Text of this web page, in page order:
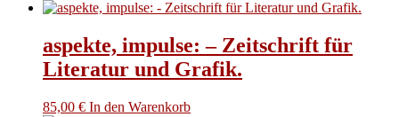
aspekte, impulse: – Zeitschrift für
Literatur und Grafik.
85,00 € In den Warenkorb